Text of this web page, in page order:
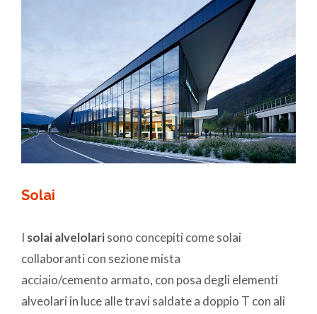
Solai
I solai alvelolarisono concepiti come solai
collaboranti con sezione mista
acciaio/cemento armato, con posa degli elementi
alveolari in luce alle travi saldate a doppio T con ali